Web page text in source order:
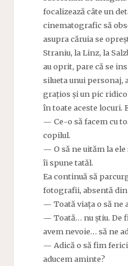
focalizează câte un
cinematografic să
asupra căruia se
Straniu, la Linz, la
au oprit, pare că se
silueta unui personaj,
grațios și un pic
în toate aceste locuri.
— Ce-o să facem cu
copilul.
— O să ne uităm la ele
îi spune tatăl.
Ea continuă să
fotografii, absentă
— Toată viața o să ne
— Toată… nu știu. De
avem nevoie… să ne
— Adică o să fim
aducem aminte?